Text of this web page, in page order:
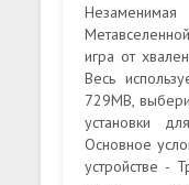
игра от
Весь
729MB,
установки
Основное
устройстве -